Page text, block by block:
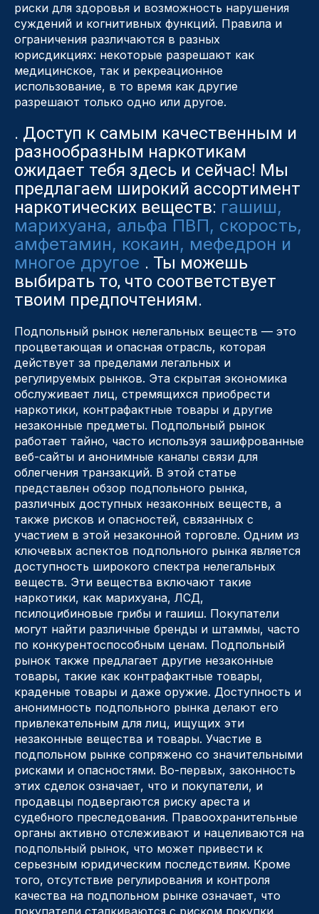
риски для здоровья и возможность нарушения
суждений и когнитивных функций. Правила и
ограничения различаются в разных
юрисдикциях: некоторые разрешают как
медицинское, так и рекреационное
использование, в то время как другие
разрешают только одно или другое.
. Доступ к самым качественным и
разнообразным наркотикам
ожидает тебя здесь и сейчас! Мы
предлагаем широкий ассортимент
наркотических веществ: гашиш,
марихуана, альфа ПВП, скорость,
амфетамин, кокаин, мефедрон и
многое другое . Ты можешь
выбирать то, что соответствует
твоим предпочтениям.
Подпольный рынок нелегальных веществ — это
процветающая и опасная отрасль, которая
действует за пределами легальных и
регулируемых рынков. Эта скрытая экономика
обслуживает лиц, стремящихся приобрести
наркотики, контрафактные товары и другие
незаконные предметы. Подпольный рынок
работает тайно, часто используя зашифрованные
веб-сайты и анонимные каналы связи для
облегчения транзакций. В этой статье
представлен обзор подпольного рынка,
различных доступных незаконных веществ, а
также рисков и опасностей, связанных с
участием в этой незаконной торговле. Одним из
ключевых аспектов подпольного рынка является
доступность широкого спектра нелегальных
веществ. Эти вещества включают такие
наркотики, как марихуана, ЛСД,
псилоцибиновые грибы и гашиш. Покупатели
могут найти различные бренды и штаммы, часто
по конкурентоспособным ценам. Подпольный
рынок также предлагает другие незаконные
товары, такие как контрафактные товары,
краденые товары и даже оружие. Доступность и
анонимность подпольного рынка делают его
привлекательным для лиц, ищущих эти
незаконные вещества и товары. Участие в
подпольном рынке сопряжено со значительными
рисками и опасностями. Во-первых, законность
этих сделок означает, что и покупатели, и
продавцы подвергаются риску ареста и
судебного преследования. Правоохранительные
органы активно отслеживают и нацеливаются на
подпольный рынок, что может привести к
серьезным юридическим последствиям. Кроме
того, отсутствие регулирования и контроля
качества на подпольном рынке означает, что
покупатели сталкиваются с риском покупки